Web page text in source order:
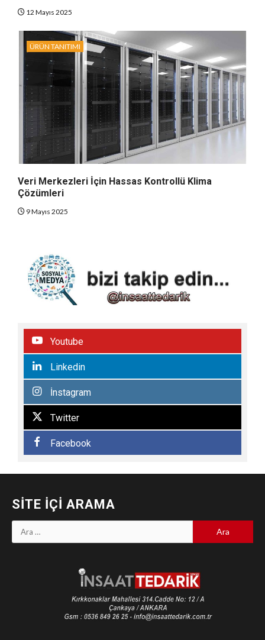
12 Mayıs 2025
ÜRÜN TANITIMI
Veri Merkezleri İçin Hassas Kontrollü Klima
Çözümleri
9 Mayıs 2025
Youtube
Linkedin
İnstagram
Twitter
Facebook
SITE İÇI ARAMA
Arama: